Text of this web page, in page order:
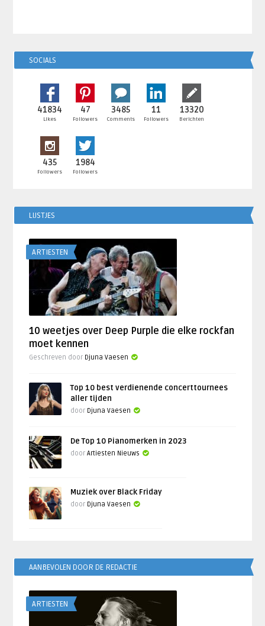
SOCIALS
41834
Likes
47
Followers
3485
Comments
11
Followers
13320
Berichten
435
Followers
1984
Followers
LIJSTJES
ARTIESTEN
10 weetjes over Deep Purple die elke rockfan
moet kennen
Geschreven door Djuna Vaesen
Top 10 best verdienende concerttournees
aller tijden
door Djuna Vaesen
De Top 10 Pianomerken in 2023
doorArtiesten Nieuws
Muziek over Black Friday
door Djuna Vaesen
AANBEVOLEN DOOR DE REDACTIE
ARTIESTEN